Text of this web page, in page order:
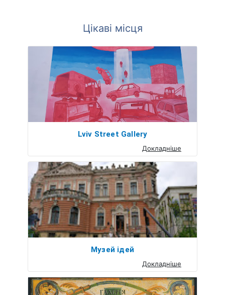
Цікаві місця
Lviv Street Gallery
Докладніше
Музей ідей
Докладніше